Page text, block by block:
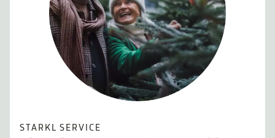
STARKL SERVICE